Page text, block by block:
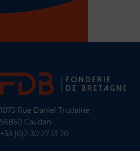
1075 Rue Daniel Trudaine
56850 Caudan
+33 (0)2 30 27 13 70